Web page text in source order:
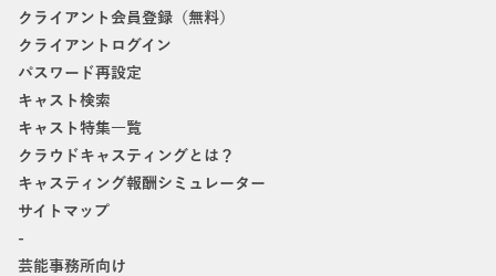
クライアント会員登録（無料）
クライアントログイン
パスワード再設定
キャスト検索
キャスト特集一覧
クラウドキャスティングとは？
キャスティング報酬シミュレーター
サイトマップ
-
芸能事務所向け